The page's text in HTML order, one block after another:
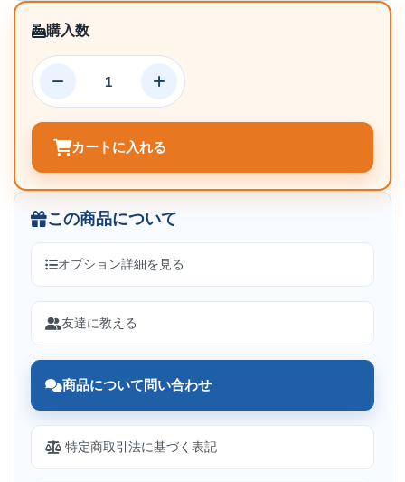
購入数
カートに入れる
この商品について
オプション詳細を見る
友達に教える
商品について問い合わせ
特定商取引法に基づく表記